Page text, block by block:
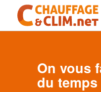
On vous
du temps